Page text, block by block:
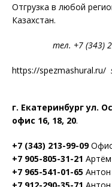
Отгрузка в любой
Казахстан.
тел. +7 (343) 213-
https://spezmashural.ru/
г. Екатеринбург ул.
офис 16, 18, 20.
+7 (343) 213-99-09
+7 905-805-31-21
+7 965-541-01-65
+7 912-290-35-71